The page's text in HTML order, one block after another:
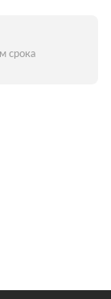
срока